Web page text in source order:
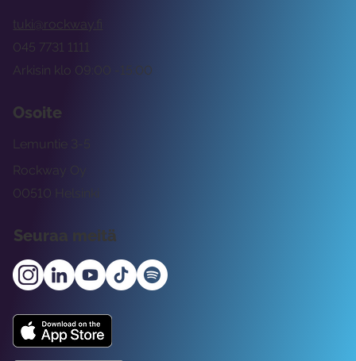
tuki@rockway.fi
Arkisin klo 09:00 -15:00
045 7731 1111
Osoite
Rockway Oy
Lemuntie 3-5
00510 Helsinki
Seuraa meitä